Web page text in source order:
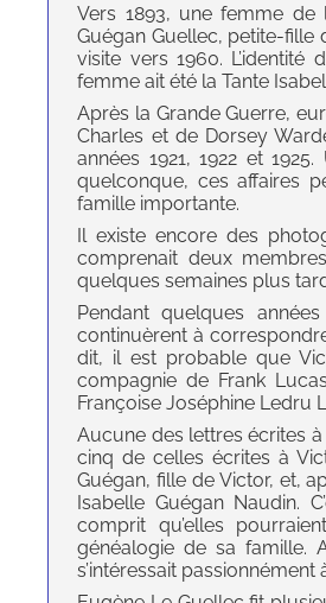
Vers 1893, une femme de
Guégan Guellec, petite-fille
visite vers 1960.
femme ait été la Tante
Après la Grande Guerre,
Charles et de Dorsey
années 1921, 1922 et
quelconque, ces affaires
famille importante.
Il existe encore des
comprenait deux
quelques semaines plus
Pendant quelques
continuèrent à
dit, il est probable que
compagnie de Frank
Françoise Joséphine Ledru
Aucune des lettres écrites
cinq de celles écrites à
Guégan, fille de Victor, et,
Isabelle Guégan Naudin.
comprit qu’elles
généalogie de sa famille.
s’intéressait